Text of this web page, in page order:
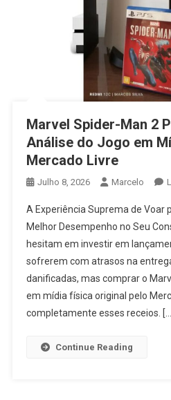
Marvel Spider-Man 2
Análise do Jogo em
Mercado Livre
Julho 8, 2026 Marcelo
A Experiência Suprema de Voar
Melhor Desempenho no Seu
hesitam em investir em
sofrerem com atrasos na
danificadas, mas comprar o
em mídia física original pelo
completamente esses receios. […]
Continue Reading